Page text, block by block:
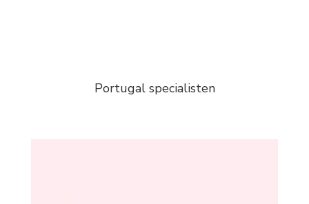
Portugal specialisten